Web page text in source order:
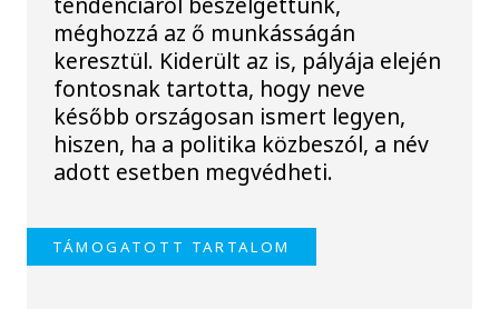
méghozzá az ő munkásságán
keresztül. Kiderült az is, pályája elején
fontosnak tartotta, hogy neve
később országosan ismert legyen,
hiszen, ha a politika közbeszól, a név
adott esetben megvédheti.
TÁMOGATOTT TARTALOM